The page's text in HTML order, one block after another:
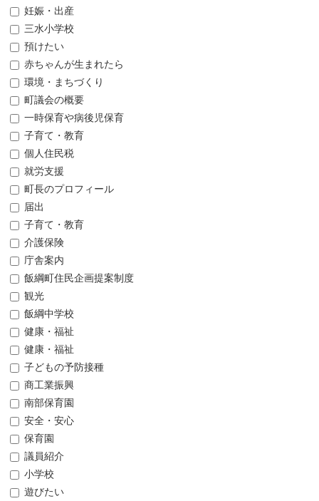
妊娠・出産
三水小学校
預けたい
赤ちゃんが生まれたら
環境・まちづくり
町議会の概要
一時保育や病後児保育
子育て・教育
個人住民税
就労支援
町長のプロフィール
届出
子育て・教育
介護保険
庁舎案内
飯綱町住民企画提案制度
観光
飯綱中学校
健康・福祉
健康・福祉
子どもの予防接種
商工業振興
南部保育園
安全・安心
保育園
議員紹介
小学校
遊びたい